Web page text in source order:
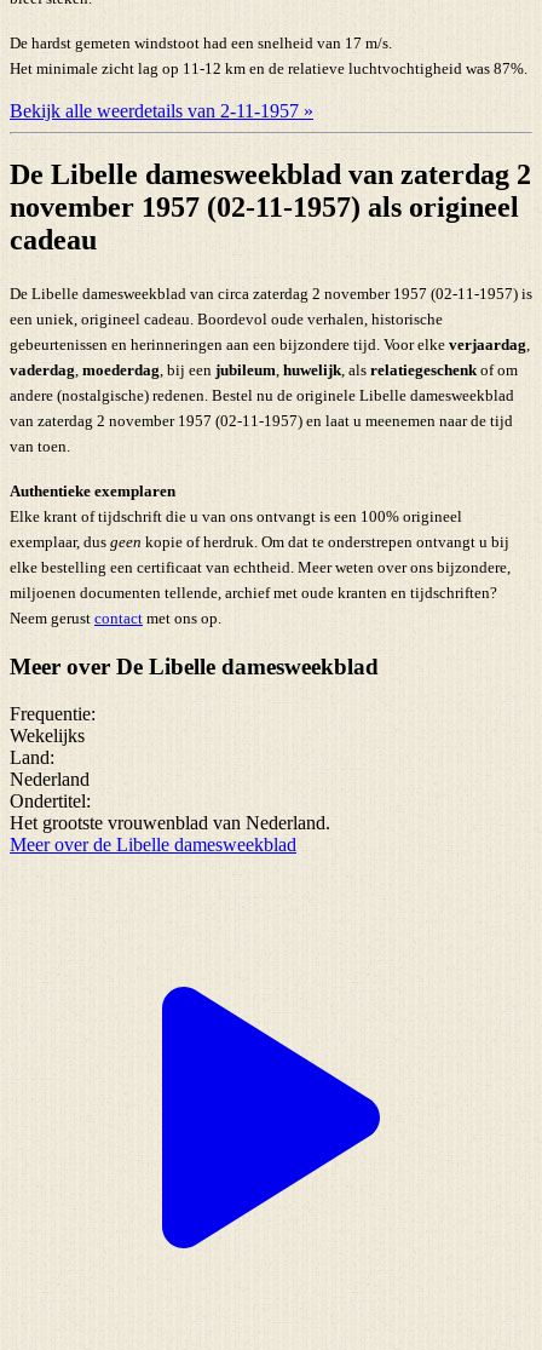
De hardst gemeten windstoot had een snelheid van 17 m/s.
Het minimale zicht lag op 11-12 km en de relatieve luchtvochtigheid was 87%.
Bekijk alle weerdetails van 2-11-1957 »
De Libelle damesweekblad van zaterdag 2
november 1957 (02-11-1957) als origineel
cadeau
De Libelle damesweekblad van circa zaterdag 2 november 1957 (02-11-1957) is
een uniek, origineel cadeau. Boordevol oude verhalen, historische
gebeurtenissen en herinneringen aan een bijzondere tijd. Voor elke verjaardag,
vaderdag, moederdag, bij een jubileum, huwelijk, als relatiegeschenkof om
andere (nostalgische) redenen. Bestel nu de originele Libelle damesweekblad
van zaterdag 2 november 1957 (02-11-1957) en laat u meenemen naar de tijd
van toen.
Authentieke exemplaren
Elke krant of tijdschrift die u van ons ontvangt is een 100% origineel
exemplaar, dus geen kopie of herdruk. Om dat te onderstrepen ontvangt u bij
elke bestelling een certificaat van echtheid. Meer weten over ons bijzondere,
miljoenen documenten tellende, archief met oude kranten en tijdschriften?
Neem gerust contact met ons op.
Meer over De Libelle damesweekblad
Frequentie:
Wekelijks
Land:
Nederland
Ondertitel:
Het grootste vrouwenblad van Nederland.
Meer over de Libelle damesweekblad